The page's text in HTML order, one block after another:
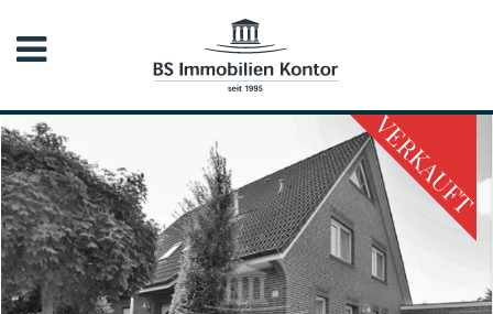
VERKAUFT